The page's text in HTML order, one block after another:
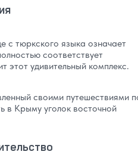
с тюркского языка означает
соответствует
этот удивительный комплекс.
своими путешествиями
в Крыму уголок восточной